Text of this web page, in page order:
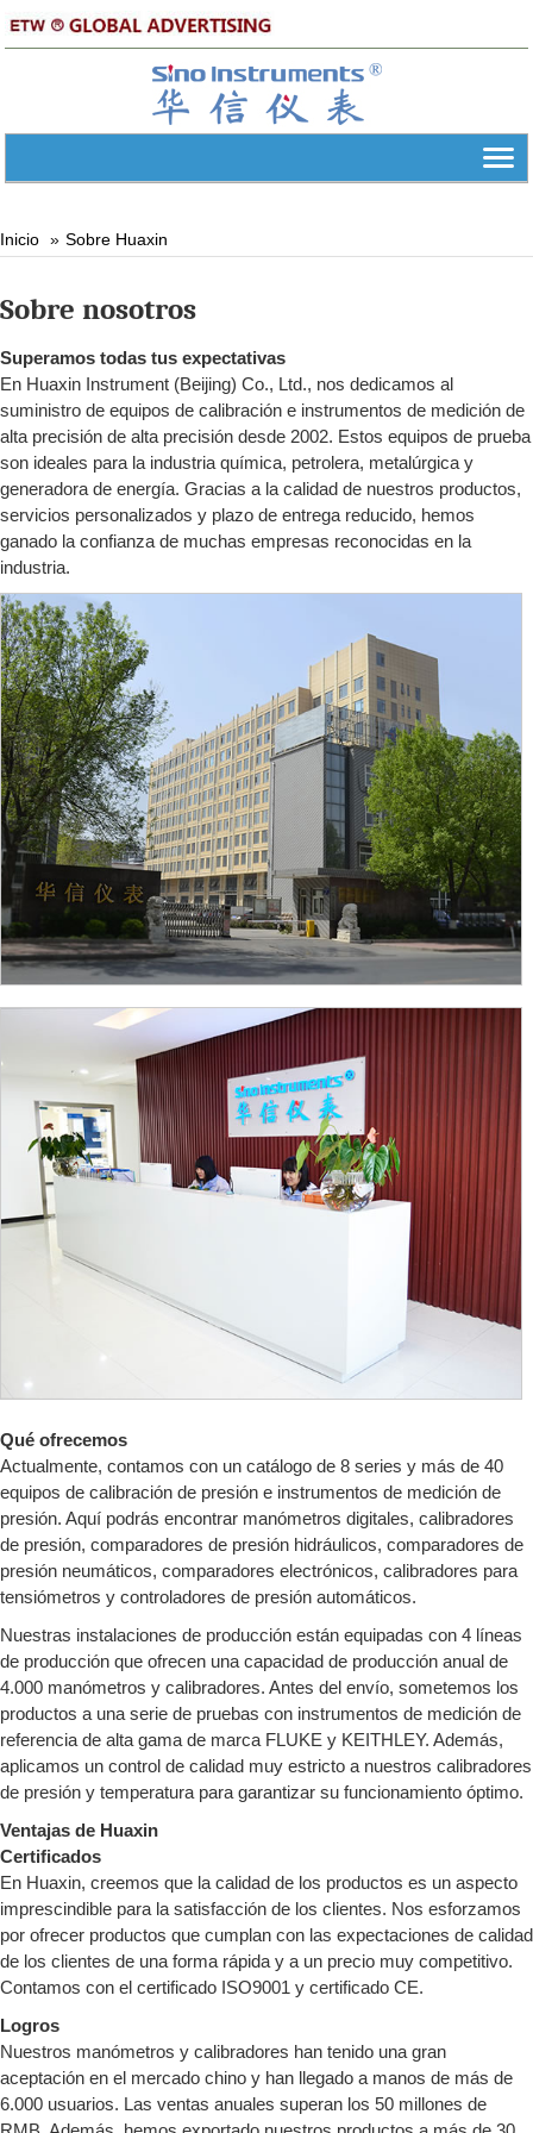
Inicio Sobre Huaxin
Sobre nosotros
Superamos todas tus expectativas
En Huaxin Instrument (Beijing) Co., Ltd., nos dedicamos al
suministro de equipos de calibración e instrumentos de medición de
alta precisión de alta precisión desde 2002. Estos equipos de prueba
son ideales para la industria química, petrolera, metalúrgica y
generadora de energía. Gracias a la calidad de nuestros productos,
servicios personalizados y plazo de entrega reducido, hemos
ganado la confianza de muchas empresas reconocidas en la
industria.
Qué ofrecemos
Actualmente, contamos con un catálogo de 8 series y más de 40
equipos de calibración de presión e instrumentos de medición de
presión. Aquí podrás encontrar manómetros digitales, calibradores
de presión, comparadores de presión hidráulicos, comparadores de
presión neumáticos, comparadores electrónicos, calibradores para
tensiómetros y controladores de presión automáticos.
Nuestras instalaciones de producción están equipadas con 4 líneas
de producción que ofrecen una capacidad de producción anual de
4.000 manómetros y calibradores. Antes del envío, sometemos los
productos a una serie de pruebas con instrumentos de medición de
referencia de alta gama de marca FLUKE y KEITHLEY. Además,
aplicamos un control de calidad muy estricto a nuestros calibradores
de presión y temperatura para garantizar su funcionamiento óptimo.
Ventajas de Huaxin
Certificados
En Huaxin, creemos que la calidad de los productos es un aspecto
imprescindible para la satisfacción de los clientes. Nos esforzamos
por ofrecer productos que cumplan con las expectaciones de calidad
de los clientes de una forma rápida y a un precio muy competitivo.
Contamos con el certificado ISO9001 y certificado CE.
Logros
Nuestros manómetros y calibradores han tenido una gran
aceptación en el mercado chino y han llegado a manos de más de
6.000 usuarios. Las ventas anuales superan los 50 millones de